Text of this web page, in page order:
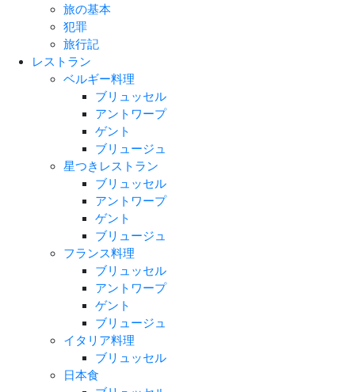
旅の基本
犯罪
旅行記
レストラン
ベルギー料理
ブリュッセル
アントワープ
ゲント
ブリュージュ
星つきレストラン
ブリュッセル
アントワープ
ゲント
ブリュージュ
フランス料理
ブリュッセル
アントワープ
ゲント
ブリュージュ
イタリア料理
ブリュッセル
日本食